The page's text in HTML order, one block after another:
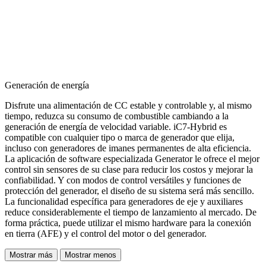
Generación de energía
Disfrute una alimentación de CC estable y controlable y, al mismo
tiempo, reduzca su consumo de combustible cambiando a la
generación de energía de velocidad variable. iC7-Hybrid es
compatible con cualquier tipo o marca de generador que elija,
incluso con generadores de imanes permanentes de alta eficiencia.
La aplicación de software especializada Generator le ofrece el mejor
control sin sensores de su clase para reducir los costos y mejorar la
confiabilidad. Y con modos de control versátiles y funciones de
protección del generador, el diseño de su sistema será más sencillo.
La funcionalidad específica para generadores de eje y auxiliares
reduce considerablemente el tiempo de lanzamiento al mercado. De
forma práctica, puede utilizar el mismo hardware para la conexión
en tierra (AFE) y el control del motor o del generador.
Mostrar más Mostrar menos